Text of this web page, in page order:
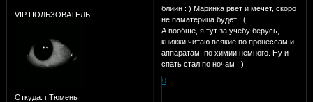
VIP ПОЛЬЗОВАТЕЛЬ
Откуда: г.Тюмень
блиин : ) Маринка рвет и мечет, скоро
не паматерица будет : (
А вообще, я тут за учебу берусь,
книжки читаю всякие по процессам и
аппаратам, по химии немного. Ну и
спать стал по ночам : )
0